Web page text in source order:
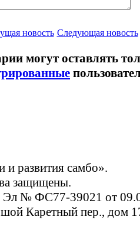
новость Следующая новость
могут оставлять
развития самбо».
защищены.
Эл № ФС77-39021 от
Каретный пер., дом